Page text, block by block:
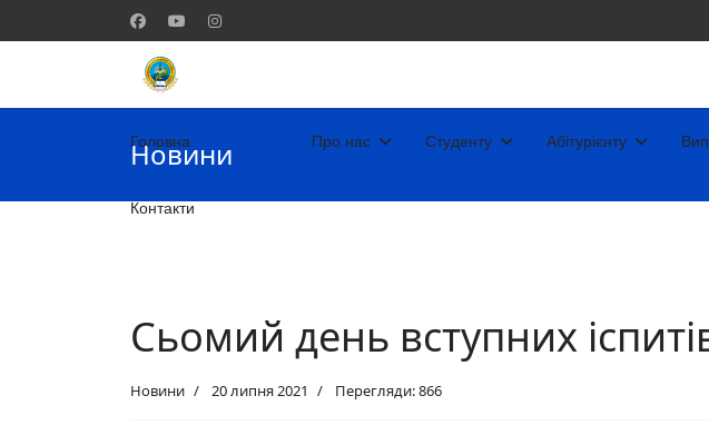
Головна Про нас Студенту Абітурієнту
Контакти
Новини
Сьомий день вступних
Новини 20 липня 2021 Перегляди: 866